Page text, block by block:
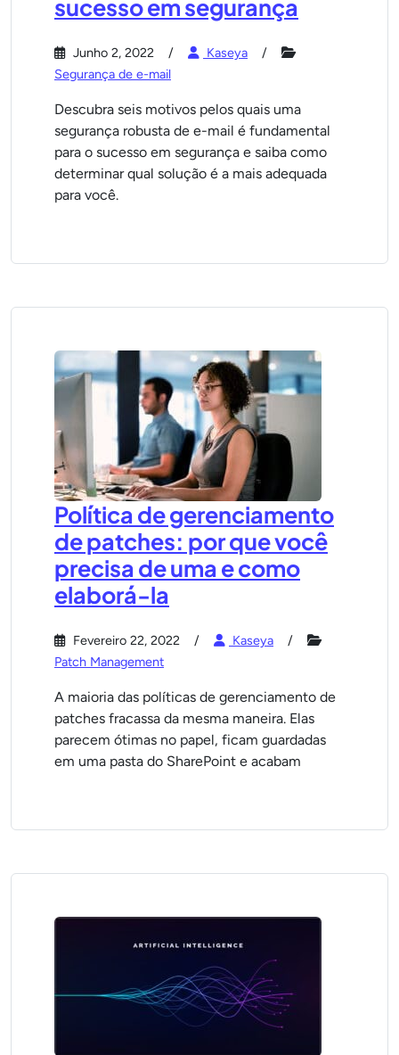
sucesso em segurança
Junho 2, 2022
Kaseya
Segurança de e-mail
Descubra seis motivos pelos quais uma
segurança robusta de e-mail é fundamental
para o sucesso em segurança e saiba como
determinar qual solução é a mais adequada
para você.
Política de gerenciamento
de patches: por que você
precisa de uma e como
elaborá-la
Fevereiro 22, 2022
Kaseya
Patch Management
A maioria das políticas de gerenciamento de
patches fracassa da mesma maneira. Elas
parecem ótimas no papel, ficam guardadas
em uma pasta do SharePoint e acabam